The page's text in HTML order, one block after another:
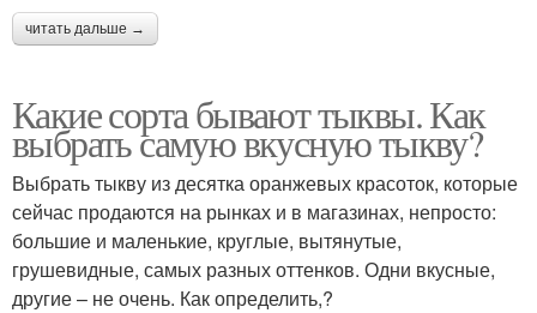
читать дальше →
Какие сорта бывают тыквы. Как
выбрать самую вкусную тыкву?
Выбрать тыкву из десятка оранжевых красоток, которые
сейчас продаются на рынках и в магазинах, непросто:
большие и маленькие, круглые, вытянутые,
грушевидные, самых разных оттенков. Одни вкусные,
другие – не очень. Как определить,?